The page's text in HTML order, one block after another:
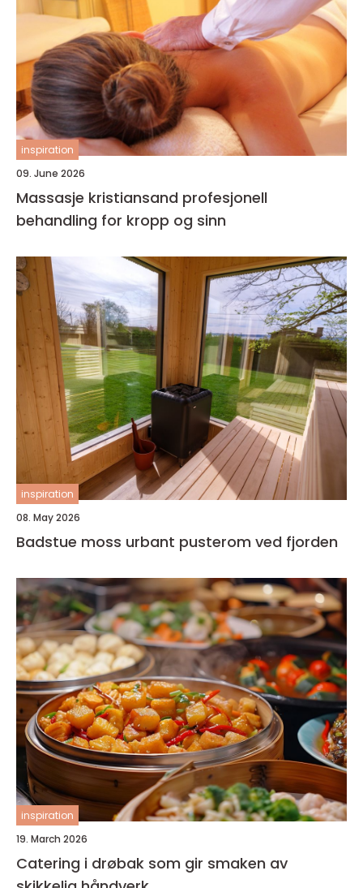
inspiration
09. June 2026
Massasje kristiansand profesjonell
behandling for kropp og sinn
inspiration
08. May 2026
Badstue moss urbant pusterom ved fjorden
inspiration
19. March 2026
Catering i drøbak som gir smaken av